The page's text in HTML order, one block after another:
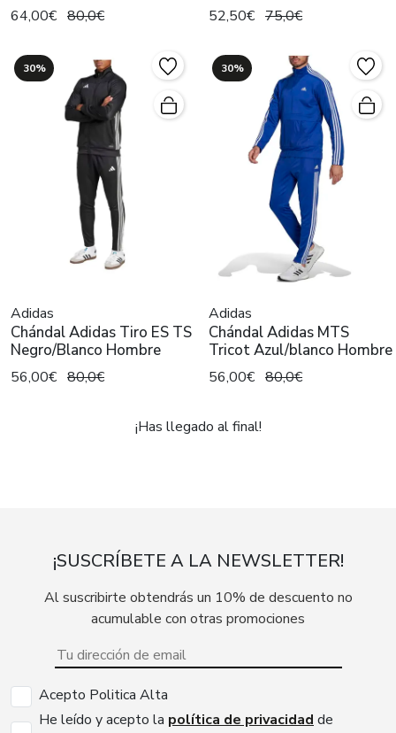
64,00€ 80,0€ 52,50€ 75,0€
30%
Adidas
Chándal Adidas Tiro ES TS
Negro/Blanco Hombre
56,00€ 80,0€
30%
Adidas
Chándal Adidas MTS
Tricot Azul/blanco Hombre
56,00€ 80,0€
¡Has llegado al final!
¡SUSCRÍBETE A LA NEWSLETTER!
Al suscribirte obtendrás un 10% de descuento no
acumulable con otras promociones
Acepto Politica Alta
He leído y acepto la política de privacidad de